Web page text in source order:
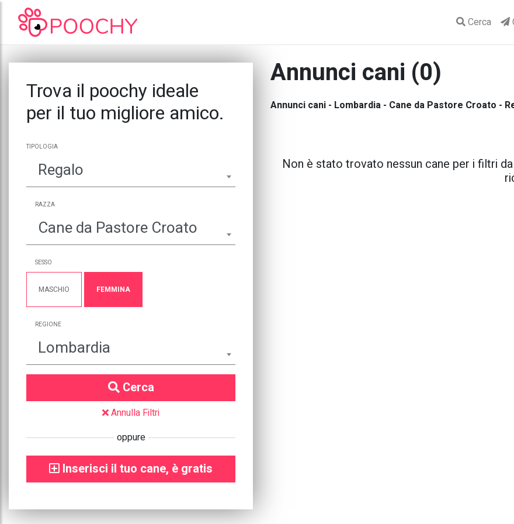
Cerca
Trova il poochy ideale
per il tuo migliore amico.
TIPOLOGIA
Regalo
RAZZA
Cane da Pastore Croato
SESSO
MASCHIO FEMMINA
REGIONE
Lombardia
Cerca
Annulla Filtri
oppure
Inserisci il tuo cane, è gratis
Annunci cani (0)
Annunci cani - Lombardia - Cane da Pastore Croato -
Non è stato trovato nessun cane per i filtri